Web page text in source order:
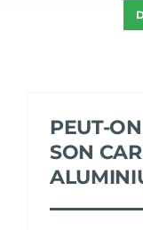
PEUT-
SON